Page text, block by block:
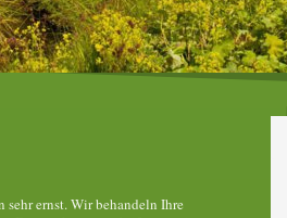
sehr ernst. Wir behandeln Ihre